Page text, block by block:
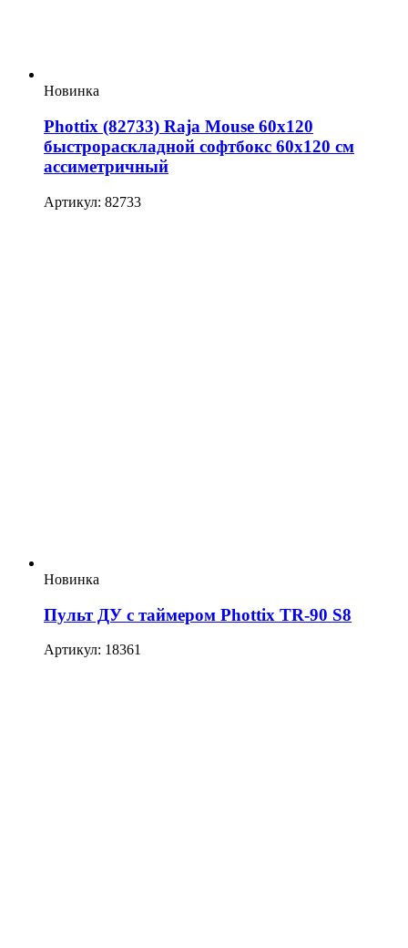
Новинка
Phottix (82733) Raja Mouse 60х120
быстрораскладной софтбокс 60х120 см
ассиметричный
Артикул: 82733
Новинка
Пульт ДУ с таймером Phottix TR-90 S8
Артикул: 18361